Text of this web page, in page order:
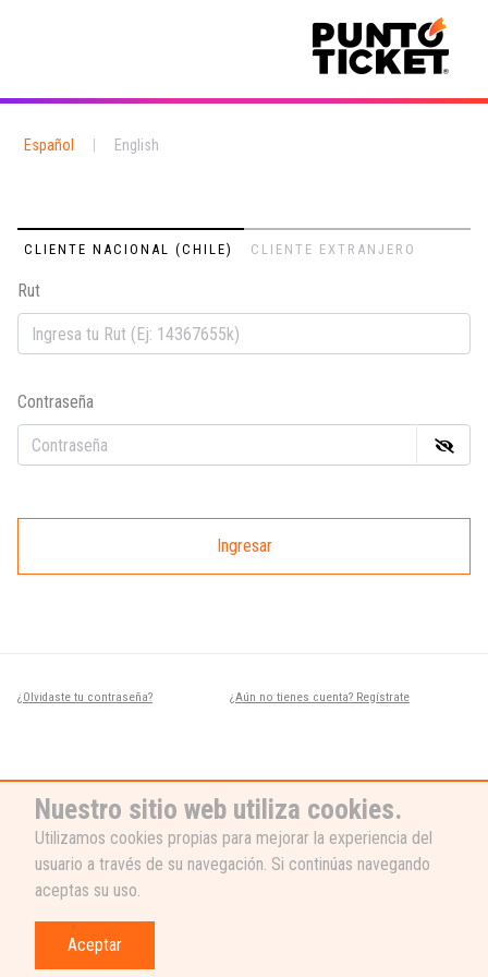
Español English
CLIENTE NACIONAL (CHILE) CLIENTE EXTRANJERO
Rut
Contraseña
Ingresar
¿Olvidaste tu contraseña? ¿Aún no tienes cuenta? Regístrate
Nuestro sitio web utiliza cookies.
Utilizamos cookies propias para mejorar la experiencia del
usuario a través de su navegación. Si continúas navegando
aceptas su uso.
Aceptar
¿NECESITAS AYUDA?
Nuestro equipo de soporte está listo